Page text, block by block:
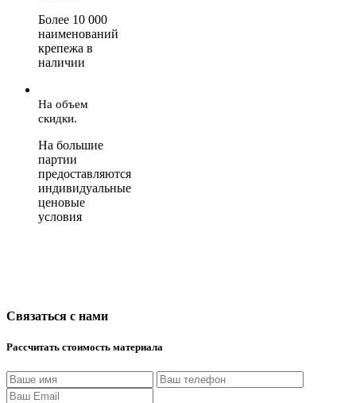
Более 10 000
наименований
крепежа в
наличии
На объем
скидки.
На большие
партии
предоставляются
индивидуальные
ценовые
условия
Связаться с нами
Рассчитать стоимость материала